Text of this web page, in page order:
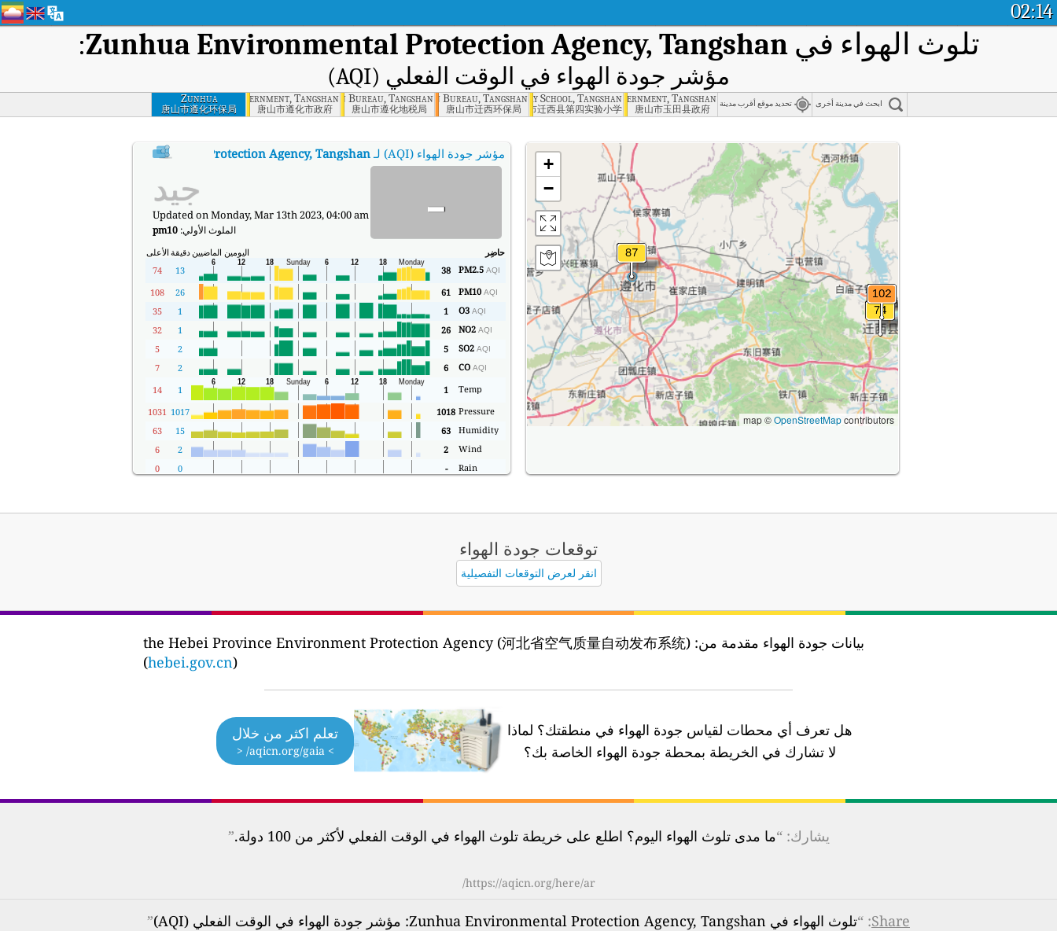
02:14
تلوث الهواء فيZunhua Environmental Protection Agency, Tangshan
:
مؤشر جودة الهواء في الوقت الفعلي (AQI)
Zunhua
Environmental
Protection Agency,
唐山市遵化环保局
Zunhua Municipal Government, Tangshan
唐山市遵化市政府
Zunhua Local Taxation Bureau, Tangshan
唐山市遵化地税局
Qianxi Environmental Protection Bureau, Tangshan
唐山市迁西环保局
Qianxi County Fourth Experimental Primary School, Tangshan
唐山市迁西县第四实验小学
Yutian County Government, Tangshan
唐山市玉田县政府 تحديد موقع أقرب مدينة ابحث في مدينة أخرى
مؤشر جودة الهواء (AQI) لـ Zunhua Environmental Protection Agency, Tangshan
- جيد
Updated on Monday, Mar 13th 2023, 04:00 am
الملوث الأولي:pm10
حاضِر اليومين الماضييندقيقة الأعلى
PM2.5 AQI
38
13
74
PM10 AQI
61
26
108
O3 AQI
1
1
35
NO2 AQI
26
1
32
SO2 AQI
5
2
5
CO AQI
6
2
7
Temp
1
1
14
Pressure
1018
1017
1031
Humidity
63
15
63
Wind
2
2
6
Rain
-
0
0
+
−
map ©OpenStreetMapcontributors
توقعات جودة الهواء
انقر لعرض التوقعات التفصيلية
بيانات جودة الهواء مقدمة من: the Hebei Province Environment Protection Agency (河北省空气质量自动发布系统)
(hebei.gov.cn)
هل تعرف أي محطات لقياس جودة الهواء في منطقتك؟ لماذا
لا تشارك في الخريطة بمحطة جودة الهواء الخاصة بك؟
تعلم اكثر من خلال
> aqicn.org/gaia/ <
يشارك: “ما مدى تلوث الهواء اليوم؟ اطلع على خريطة تلوث الهواء في الوقت الفعلي لأكثر من 100 دولة. ”
https://aqicn.org/here/ar/
Share
: “تلوث الهواء في Zunhua Environmental Protection Agency, Tangshan: مؤشر جودة الهواء في الوقت الفعلي (AQI) ”